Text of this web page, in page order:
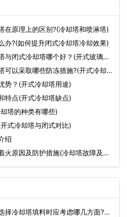
在原理上的区别?(冷却塔和喷淋塔)
办?(如何提升闭式冷却塔冷却效果)
与闭式冷却塔哪个好？(开式玻璃钢
可以采取哪些防冻措施?(开式冷却
势？(开式冷却塔用途)
特点(开式冷却塔缺点)
塔的种类有哪些)
式冷却塔与闭式对比)
绍
火原因及防护措施(冷却塔故障及处
择冷却塔填料时应考虑哪几方面?